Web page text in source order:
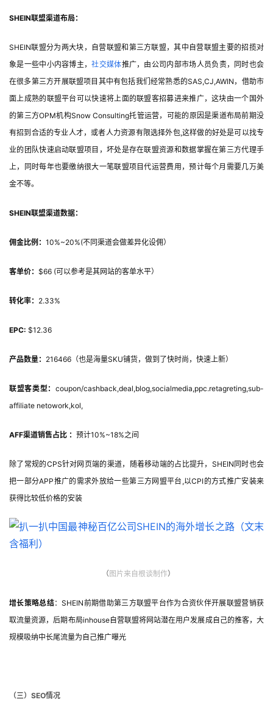
SHEIN联盟渠道布局：
SHEIN联盟分为两大块，自营联盟和第三方联盟，其中自营联盟主要的招揽对
象是一些中小内容博主，社交媒体推广，由公司内部市场人员负责，同时也会
在很多第三方开展联盟项目其中有包括我们经常熟悉的SAS,CJ,AWIN，借助市
面上成熟的联盟平台可以快速将上面的联盟客招募进来推广，这块由一个国外
的第三方OPM机构Snow Consulting托管运营，可能的原因是渠道布局前期没
有招到合适的专业人才，或者人力资源有限选择外包,这样做的好处是可以找专
业的团队快速启动联盟项目，坏处是存在联盟资源和数据掌握在第三方代理手
上，同时每年也要缴纳很大一笔联盟项目代运营费用，预计每个月需要几万美
金不等。
SHEIN联盟渠道数据：
佣金比例： 10%~20%(不同渠道会做差异化设佣）
客单价： $66 (可以参考是其网站的客单水平）
转化率： 2.33%
EPC: $12.36
产品数量： 216466（也是海量SKU铺货，做到了快时尚，快速上新）
联盟客类型： coupon/cashback,deal,blog,socialmedia,ppc.retagreting,sub-
affiliate netowork,kol,
AFF渠道销售占比 ： 预计10%~18%之间
除了常规的CPS针对网页端的渠道，随着移动端的占比提升，SHEIN同时也会
把一部分APP推广的需求外放给一些第三方网盟平台,以CPI的方式推广安装来
获得比较低价格的安装
（ 图片来自根谈制作）
增长策略总结：SHEIN前期借助第三方联盟平台作为合资伙伴开展联盟营销获
取流量资源，后期布局inhouse自营联盟将网站潜在用户发展成自己的推客，大
规模吸纳中长尾流量为自己推广曝光
（三）SEO情况